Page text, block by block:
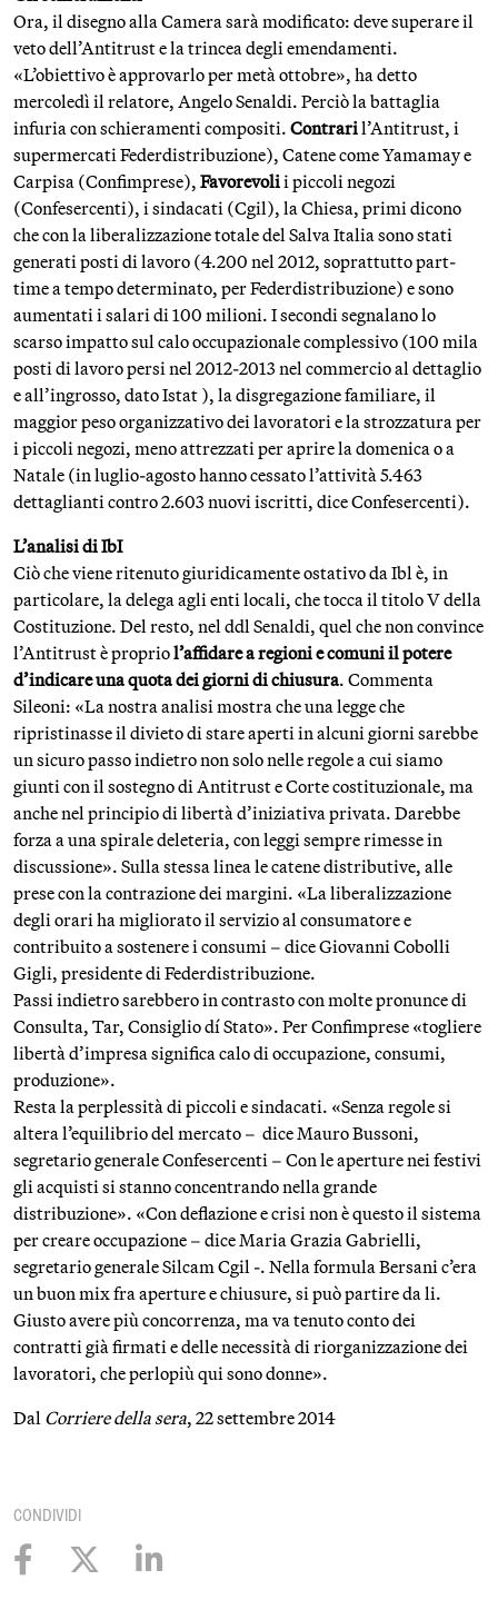
Ora, il disegno alla Camera sarà modificato: deve superare il
veto dell’Antitrust e la trincea degli emendamenti.
«L’obiettivo è approvarlo per metà ottobre», ha detto
mercoledì il relatore, Angelo Senaldi. Perciò la battaglia
infuria con schieramenti compositi. Contraril’Antitrust, i
supermercati Federdistribuzione), Catene come Yamamay e
Carpisa (Confimprese), Favorevolii piccoli negozi
(Confesercenti), i sindacati (Cgil), la Chiesa, primi dicono
che con la liberalizzazione totale del Salva Italia sono stati
generati posti di lavoro (4.200 nel 2012, soprattutto part-
time a tempo determinato, per Federdistribuzione) e sono
aumentati i salari di 100 milioni. I secondi segnalano lo
scarso impatto sul calo occupazionale complessivo (100 mila
posti di lavoro persi nel 2012-2013 nel commercio al dettaglio
e all’ingrosso, dato Istat ), la disgregazione familiare, il
maggior peso organizzativo dei lavoratori e la strozzatura per
i piccoli negozi, meno attrezzati per aprire la domenica o a
Natale (in luglio-agosto hanno cessato l’attività 5.463
dettaglianti contro 2.603 nuovi iscritti, dice Confesercenti).
L’analisi di IbI
Ciò che viene ritenuto giuridicamente ostativo da Ibl è, in
particolare, la delega agli enti locali, che tocca il titolo V della
Costituzione. Del resto, nel ddl Senaldi, quel che non convince
l’Antitrust è propriol’affidare a regioni e comuni il potere
d’indicare una quota dei giorni di chiusura. Commenta
Sileoni: «La nostra analisi mostra che una legge che
ripristinasse il divieto di stare aperti in alcuni giorni sarebbe
un sicuro passo indietro non solo nelle regole a cui siamo
giunti con il sostegno di Antitrust e Corte costituzionale, ma
anche nel principio di libertà d’iniziativa privata. Darebbe
forza a una spirale deleteria, con leggi sempre rimesse in
discussione». Sulla stessa linea le catene distributive, alle
prese con la contrazione dei margini. «La liberalizzazione
degli orari ha migliorato il servizio al consumatore e
contribuito a sostenere i consumi – dice Giovanni Cobolli
Gigli, presidente di Federdistribuzione.
Passi indietro sarebbero in contrasto con molte pronunce di
Consulta, Tar, Consiglio dí Stato». Per Confimprese «togliere
libertà d’impresa significa calo di occupazione, consumi,
produzione».
Resta la perplessità di piccoli e sindacati. «Senza regole si
altera l’equilibrio del mercato – dice Mauro Bussoni,
segretario generale Confesercenti – Con le aperture nei festivi
gli acquisti si stanno concentrando nella grande
distribuzione». «Con deflazione e crisi non è questo il sistema
per creare occupazione – dice Maria Grazia Gabrielli,
segretario generale Silcam Cgil -. Nella formula Bersani c’era
un buon mix fra aperture e chiusure, si può partire da li.
Giusto avere più concorrenza, ma va tenuto conto dei
contratti già firmati e delle necessità di riorganizzazione dei
lavoratori, che perlopiù qui sono donne».
Dal Corriere della sera, 22 settembre 2014
CONDIVIDI